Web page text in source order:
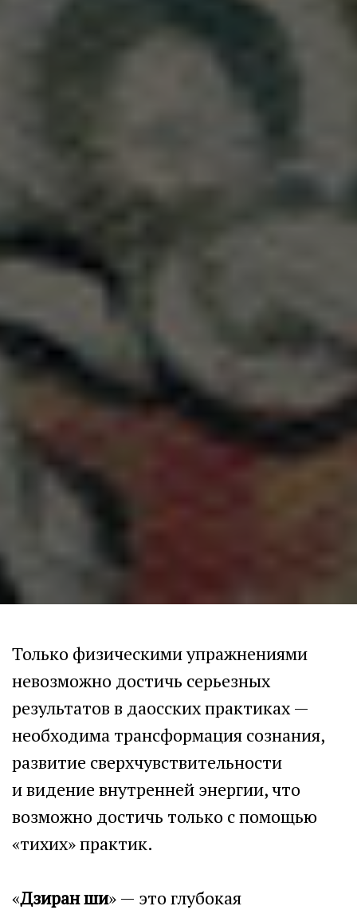
Только физическими упражнениями
невозможно достичь серьезных
результатов в даосских практиках —
необходима трансформация сознания,
развитие сверхчувствительности
и видение внутренней энергии, что
возможно достичь только с помощью
«тихих» практик.
«Дзиран ши» — это глубокая